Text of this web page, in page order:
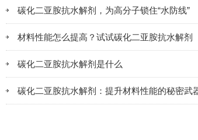
碳化二亚胺抗水解剂，为高分子锁住“水防线”
材料性能怎么提高？试试碳化二亚胺抗水解剂
碳化二亚胺抗水解剂是什么
碳化二亚胺抗水解剂：提升材料性能的秘密武